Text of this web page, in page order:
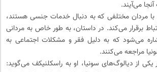
آنجا می‌آیند.
با مردان مختلفی که به دنبال خدمات جنسی هستند،
برقرار می‌کند. در داستان، به طور خاص به مردانی
می‌شود که به دلیل فقر و مشکلات اجتماعی به
مراجعه می‌کنند.
یکی از دیالوگ‌های سونیا، او به راسکلنیکف می‌گوید: